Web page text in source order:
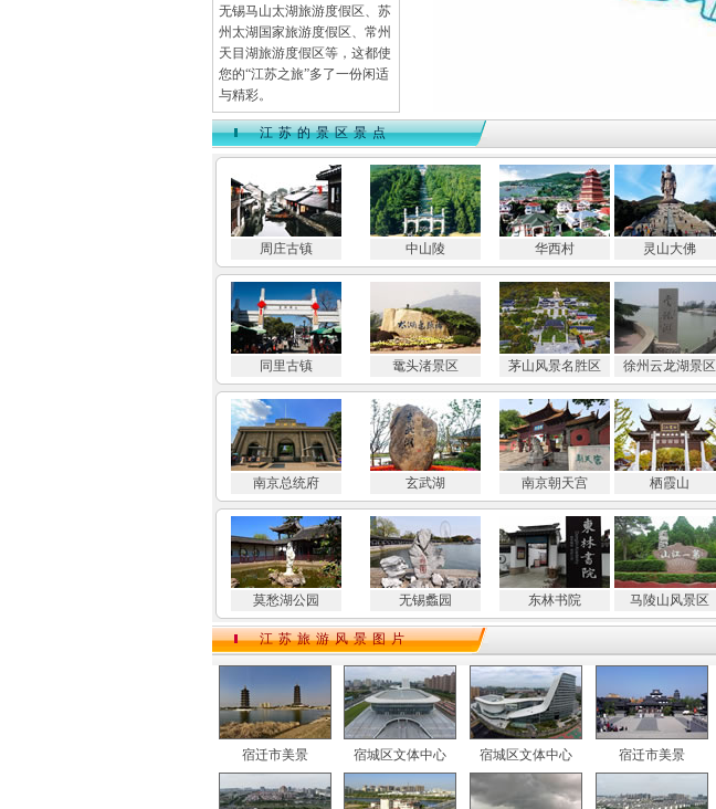
无锡马山太湖旅游度假区、苏
州太湖国家旅游度假区、常州
天目湖旅游度假区等，这都使
您的“江苏之旅”多了一份闲适
与精彩。
江苏的景区景点
周庄古镇 中山陵 华西村 灵山大佛
同里古镇 鼋头渚景区 茅山风景名胜区 徐州云龙湖景区
南京总统府 玄武湖 南京朝天宫 栖霞山
莫愁湖公园 无锡蠡园 东林书院 马陵山风景区
江苏旅游风景图片
宿迁市美景 宿城区文体中心 宿城区文体中心 宿迁市美景